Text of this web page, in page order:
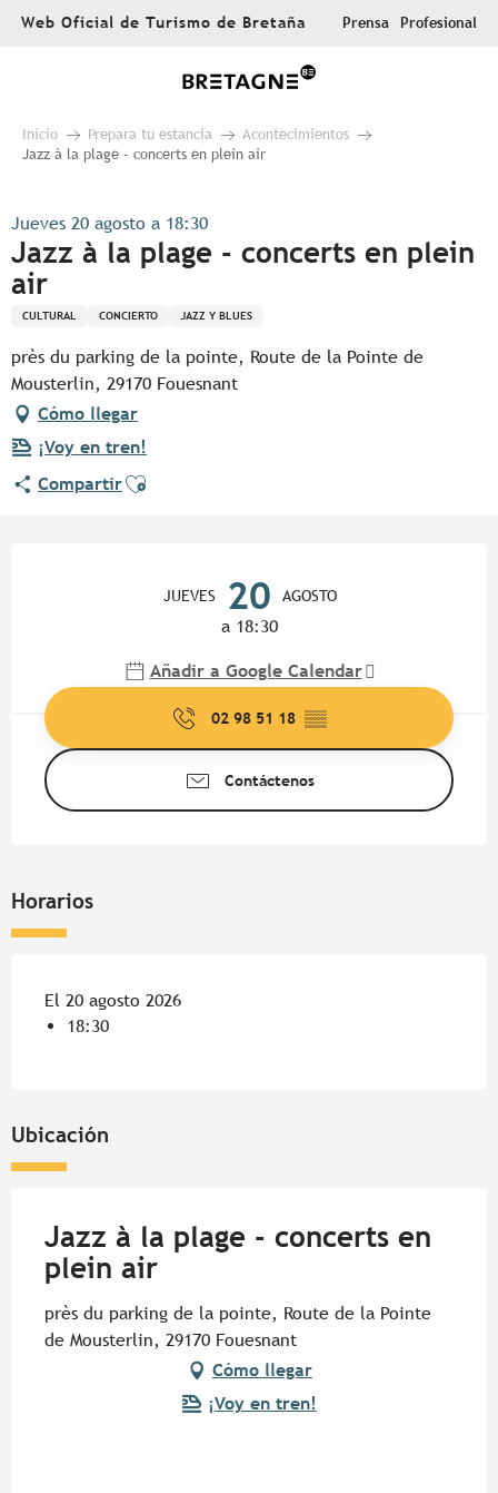
AllerWeb Oficial de Turismo de Bretaña Prensa Profesional
Inicio Prepara tu estancia
Acontecimientos
Jazz à la plage - concerts en plein air
Jueves 20 agosto a 18:30
Jazz à la plage - concerts en plein
air
CULTURAL CONCIERTO JAZZ Y BLUES
près du parking de la pointe, Route de la Pointe de
Mousterlin, 29170 Fouesnant
Cómo llegar
¡Voy en tren!
CompartirAjouter aux favoris
JUEVES 20 AGOSTO
a 18:30
Añadir a Google Calendar
02 98 51 18 ▒▒
Contáctenos
Horarios
El 20 agosto 2026
18:30
Ubicación
Jazz à la plage - concerts en
plein air
près du parking de la pointe, Route de la Pointe
de Mousterlin, 29170 Fouesnant
Cómo llegar
¡Voy en tren!